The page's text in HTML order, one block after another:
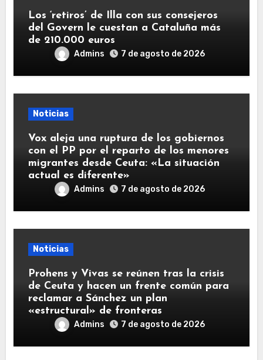
Los ‘retiros’ de Illa con sus consejeros
del Govern le cuestan a Cataluña más
de 210.000 euros
Admins 7 de agosto de 2026
Noticias
Vox aleja una ruptura de los gobiernos
con el PP por el reparto de los menores
migrantes desde Ceuta: «La situación
actual es diferente»
Admins 7 de agosto de 2026
Noticias
Prohens y Vivas se reúnen tras la crisis
de Ceuta y hacen un frente común para
reclamar a Sánchez un plan
«estructural» de fronteras
Admins 7 de agosto de 2026